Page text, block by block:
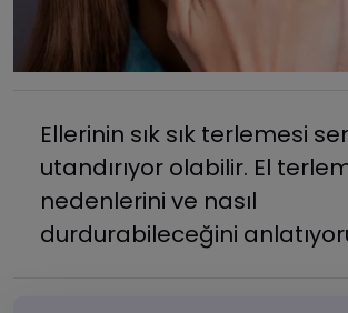
Ellerinin sık sık terlemesi
utandırıyor olabilir. El
nedenlerini ve nasıl
durdurabileceğini